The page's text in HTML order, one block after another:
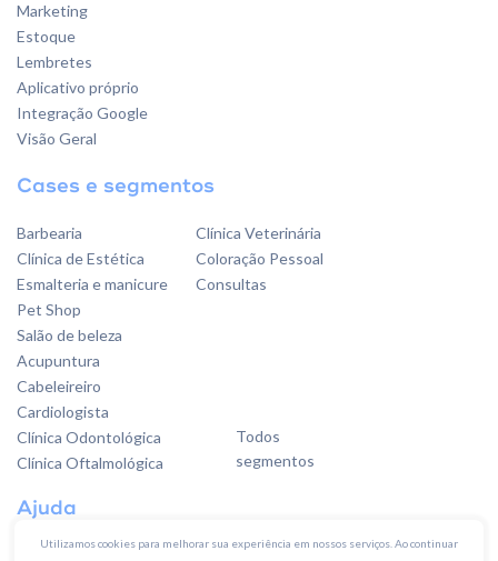
Marketing
Estoque
Lembretes
Aplicativo próprio
Integração Google
Visão Geral
Cases e segmentos
Todos
segmentos
Barbearia
Clínica de Estética
Esmalteria e manicure
Pet Shop
Salão de beleza
Acupuntura
Cabeleireiro
Cardiologista
Clínica Odontológica
Clínica Oftalmológica
Clínica Veterinária
Coloração Pessoal
Consultas
Ajuda
Base de conhecimento
Utilizamos cookies para melhorar sua experiência em nossos serviços. Ao continuar